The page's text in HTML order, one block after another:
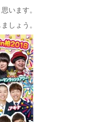
います。
しょう。